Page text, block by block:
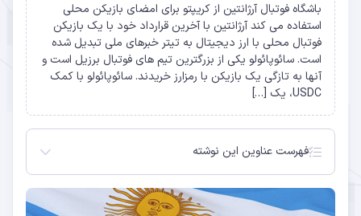
باشگاه فوتبال آرژانتین از کریپتو برای امضای بازیکن محلی
استفاده می کند آرژانتین با آخرین قرارداد خود با یک بازیکن
فوتبال محلی با ارز دیجیتال به تیتر خبرهای ملی تبدیل شده
است. سائوپائولو یکی از بزرگترین تیم های فوتبال برزیل است و
آنها به تازگی یک بازیکن با رمزارز خریدند. سائوپائولو با کمک
USDC، یک […]
فهرست عناوین این نوشته
محلی استفاده می کند